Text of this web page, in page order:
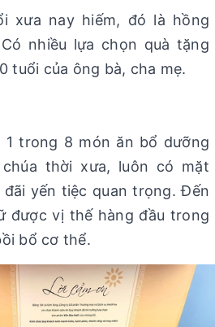
xưa nay hiếm, đó là hồng
nhiều lựa chọn quà tặng
tuổi của ông bà, cha mẹ.
1 trong 8 món ăn bổ dưỡng
thời xưa, luôn có mặt
yến tiệc quan trọng. Đến
được vị thế hàng đầu trong
bổ cơ thể.